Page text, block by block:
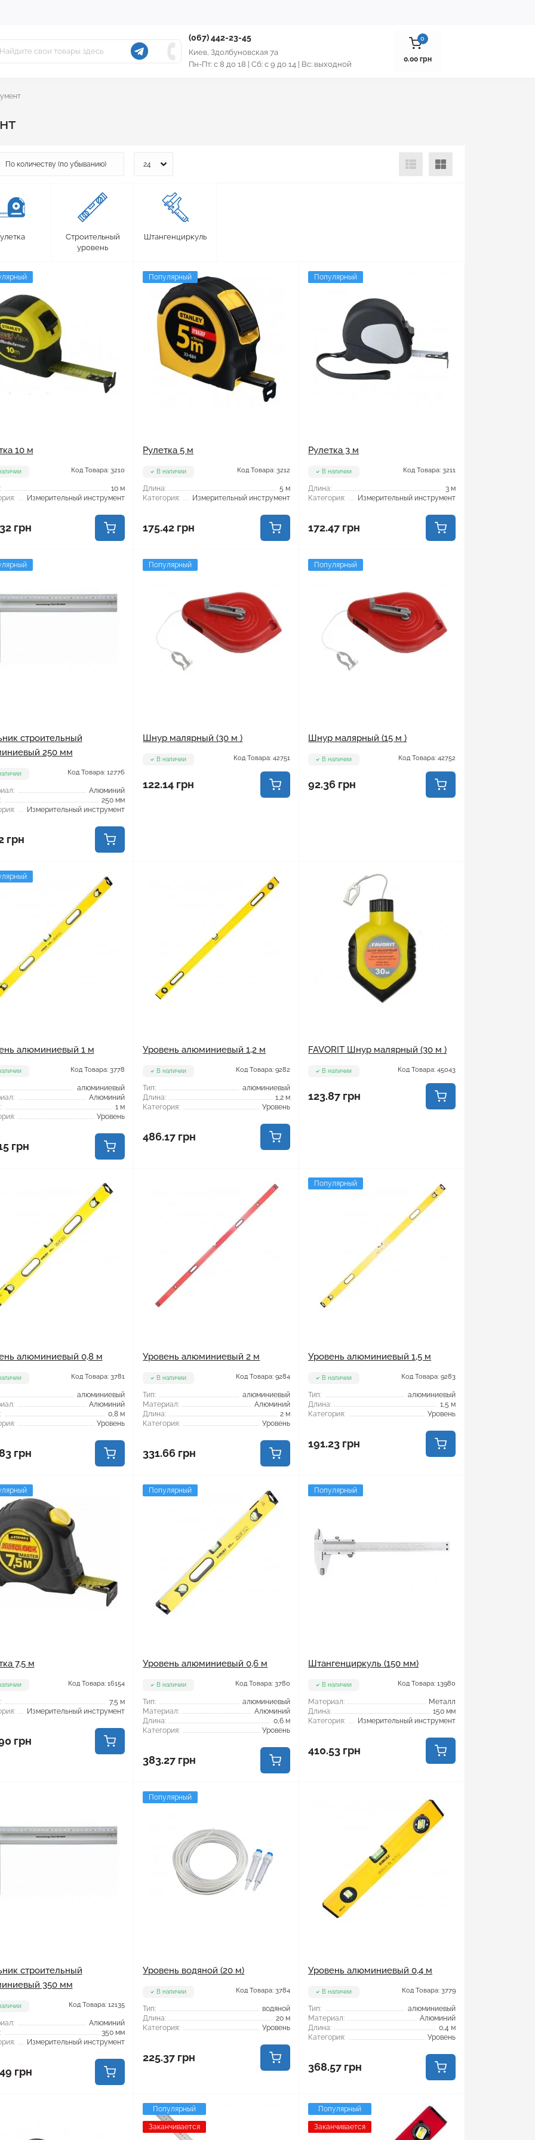
(067) 442-23-45
Киев, Здолбуновская 7а
Пн-Пт: с 8 до 18 | Сб: с 9 до 14 | Вс: выходной
0
0.00 грн
Строительный
уровень
Штангенциркуль
10 м
Код Товара: 3210
10 м
Измерительный инструмент
грн
Популярный
Рулетка 5 м
В наличии Код Товара: 3212
Длина:
5 м
Категория:
Измерительный инструмент
175.42 грн
Популярный
Рулетка 3 м
В наличии Код Товара: 3211
Длина:
3 м
Категория:
Измерительный инструмент
172.47 грн
строительный
250 мм
Код Товара: 12776
Алюминий
250 мм
Измерительный инструмент
грн
Популярный
Шнур малярный (30 м )
В наличии Код Товара: 42751
122.14 грн
Популярный
Шнур малярный (15 м )
В наличии Код Товара: 42752
92.36 грн
алюминиевый 1 м
Код Товара: 3778
алюминиевый
Алюминий
1 м
Уровень
грн
Уровень алюминиевый 1,2 м
В наличии Код Товара: 9282
Тип:
алюминиевый
Длина:
1,2 м
Категория:
Уровень
486.17 грн
FAVORIT Шнур малярный (30 м )
В наличии Код Товара: 45043
123.87 грн
алюминиевый 0,8 м
Код Товара: 3781
алюминиевый
Алюминий
0,8 м
Уровень
грн
Уровень алюминиевый 2 м
В наличии Код Товара: 9284
Тип:
алюминиевый
Материал:
Алюминий
Длина:
2 м
Категория:
Уровень
331.66 грн
Популярный
Уровень алюминиевый 1,5 м
В наличии Код Товара: 9283
Тип:
алюминиевый
Длина:
1,5 м
Категория:
Уровень
191.23 грн
7,5 м
Код Товара: 16154
7,5 м
Измерительный инструмент
грн
Популярный
Уровень алюминиевый 0,6 м
В наличии Код Товара: 3780
Тип:
алюминиевый
Материал:
Алюминий
Длина:
0,6 м
Категория:
Уровень
383.27 грн
Популярный
Штангенциркуль (150 мм)
В наличии Код Товара: 13980
Материал:
Металл
Длина:
150 мм
Категория:
Измерительный инструмент
410.53 грн
строительный
350 мм
Код Товара: 12135
Алюминий
350 мм
Измерительный инструмент
грн
Популярный
Уровень водяной (20 м)
В наличии Код Товара: 3784
Тип:
водяной
Длина:
20 м
Категория:
Уровень
225.37 грн
Уровень алюминиевый 0,4 м
В наличии Код Товара: 3779
Тип:
алюминиевый
Материал:
Алюминий
Длина:
0,4 м
Категория:
Уровень
368.57 грн
Популярный
Заканчивается
Популярный
Заканчивается